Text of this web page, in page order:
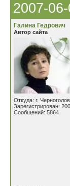
2007-
Галина Гедрович
Автор сайта
Откуда: г.
Зарегистрирован:
Сообщений: 5864